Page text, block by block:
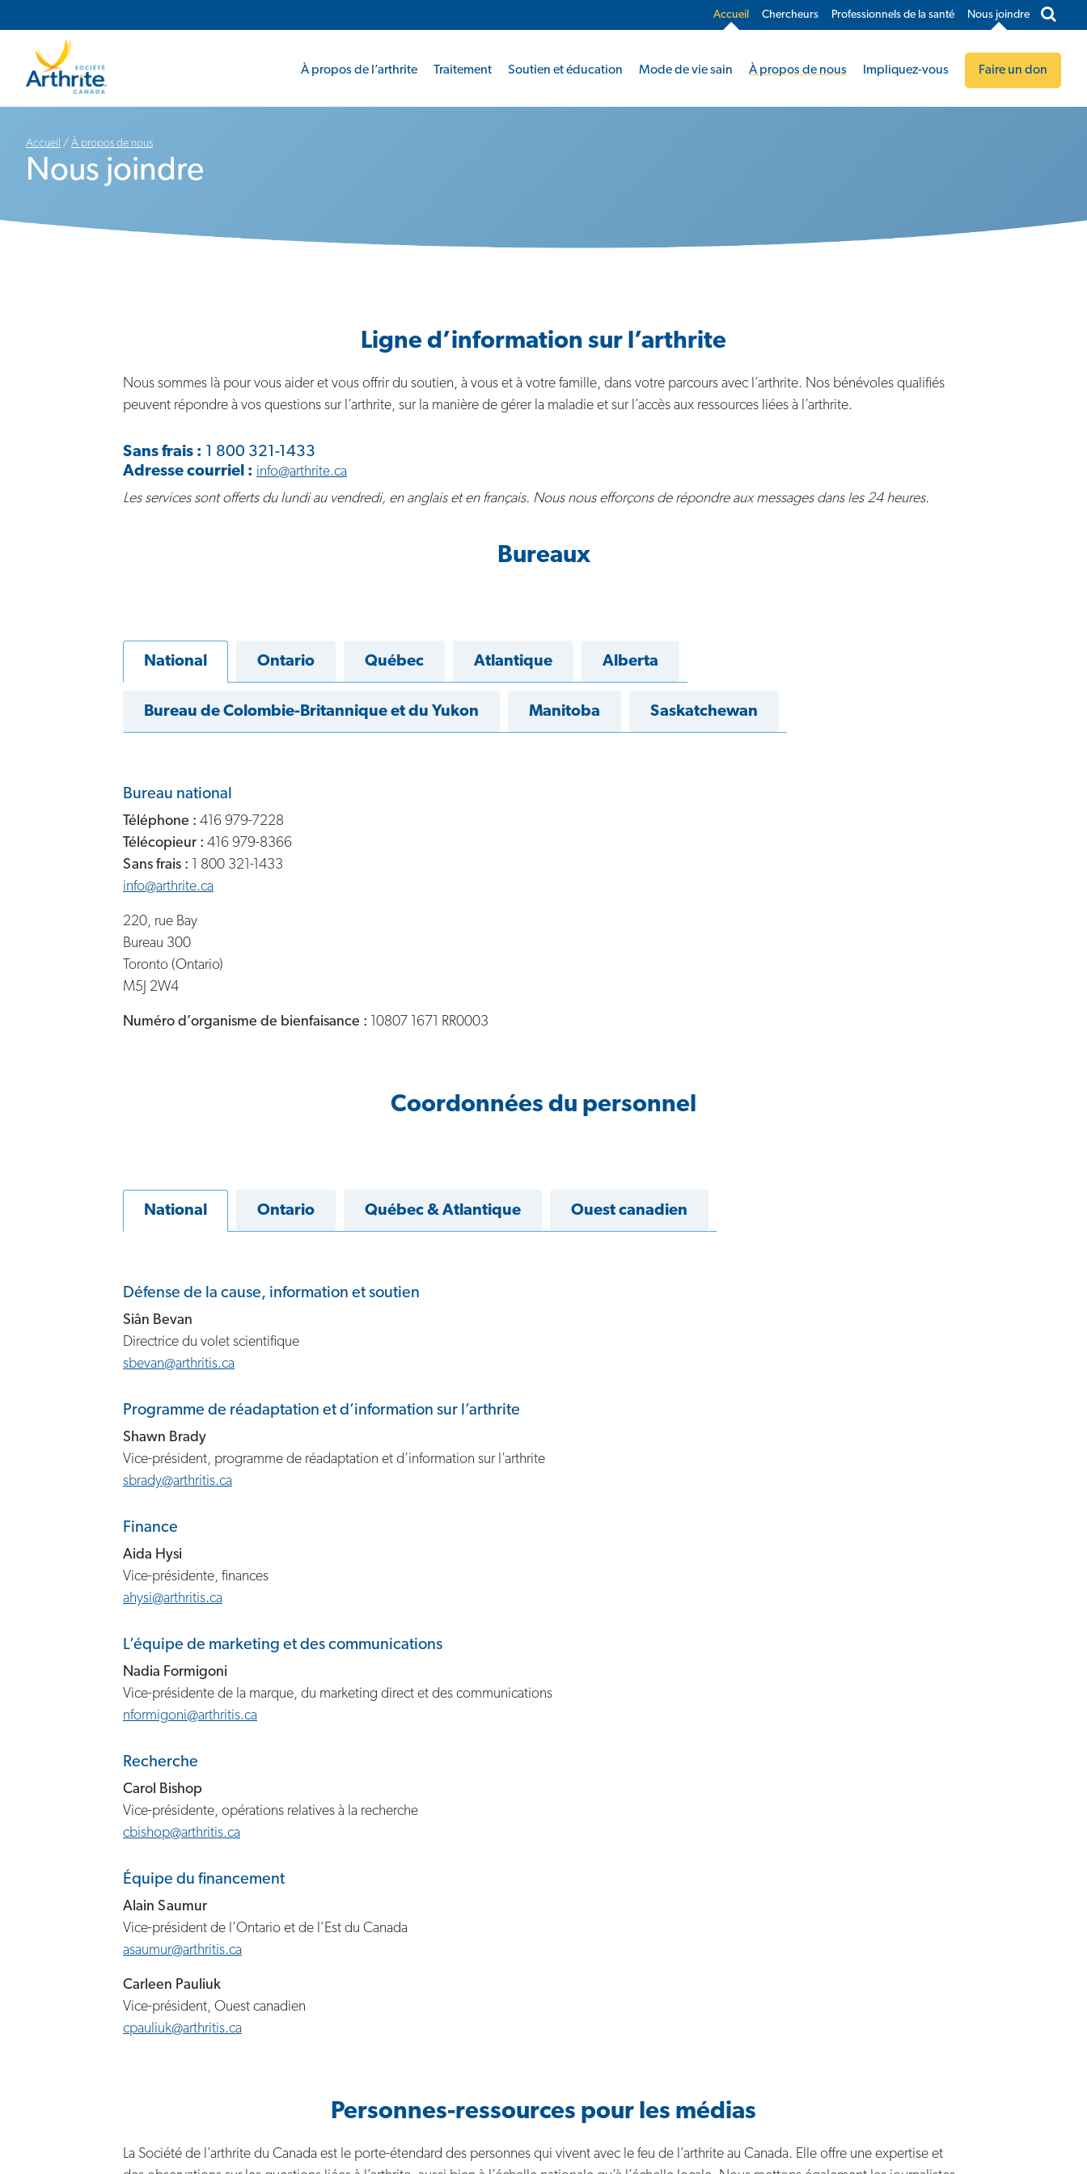
Accueil Chercheurs Professionnels de la santé Nous joindre​
Navigation secondaire
À propos de l’arthrite Traitement Soutien et éducation Mode de vie sain À propos de nous Impliquez-vous Faire un don
Accueil / À propos de nous
Nous joindre​
Ligne d’information sur l’arthrite
Nous sommes là pour vous aider et vous offrir du soutien, à vous et à votre famille, dans votre parcours avec l’arthrite. Nos bénévoles qualifiés
peuvent répondre à vos questions sur l’arthrite, sur la manière de gérer la maladie et sur l’accès aux ressources liées à l’arthrite.
Sans frais : 1 800 321-1433
Adresse courriel : info@arthrite.ca
Les services sont offerts du lundi au vendredi, en anglais et en français. Nous nous efforçons de répondre aux messages dans les 24 heures.
Bureaux
National Ontario Québec Atlantique Alberta
Bureau de Colombie-Britannique et du Yukon Manitoba Saskatchewan
Bureau national
Téléphone : 416 979-7228
Télécopieur : 416 979-8366
Sans frais : 1 800 321-1433
info@arthrite.ca
220, rue Bay
Bureau 300
Toronto (Ontario)
M5J 2W4
Numéro d’organisme de bienfaisance : 10807 1671 RR0003
Coordonnées du personnel
National Ontario Québec & Atlantique Ouest canadien
Défense de la cause, information et soutien
Siân Bevan
Directrice du volet scientifique
sbevan@arthritis.ca
Programme de réadaptation et d’information sur l’arthrite
Shawn Brady
Vice-président, programme de réadaptation et d’information sur l’arthrite
sbrady@arthritis.ca
Finance
Aida Hysi
Vice-présidente, finances
ahysi@arthritis.ca
L’équipe de marketing et des communications
Nadia Formigoni
Vice-présidente de la marque, du marketing direct et des communications
nformigoni@arthritis.ca
Recherche
Carol Bishop
Vice-présidente, opérations relatives à la recherche
cbishop@arthritis.ca
Équipe du financement
Alain Saumur
Vice-président de l’Ontario et de l’Est du Canada
asaumur@arthritis.ca
Carleen Pauliuk
Vice-président, Ouest canadien
cpauliuk@arthritis.ca
Personnes-ressources pour les médias
La Société de l’arthrite du Canada est le porte-étendard des personnes qui vivent avec le feu de l’arthrite au Canada. Elle offre une expertise et